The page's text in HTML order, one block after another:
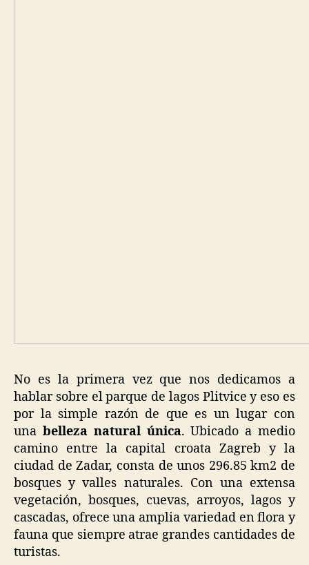
No es la primera vez que nos dedicamos a
hablar sobre el parque de lagos Plitvice y eso es
por la simple razón de que es un lugar con
una belleza natural única. Ubicado a medio
camino entre la capital croata Zagreb y la
ciudad de Zadar, consta de unos 296.85 km2 de
bosques y valles naturales. Con una extensa
vegetación, bosques, cuevas, arroyos, lagos y
cascadas, ofrece una amplia variedad en flora y
fauna que siempre atrae grandes cantidades de
turistas.